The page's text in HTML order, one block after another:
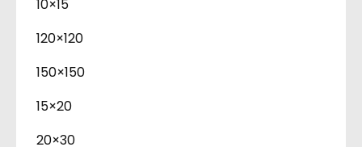
10×15
120×120
150×150
15×20
20×30